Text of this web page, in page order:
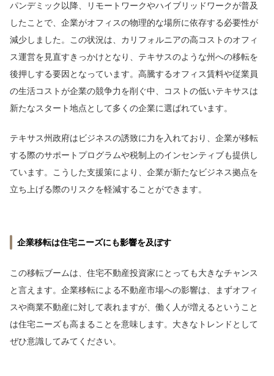
パンデミック以降、リモートワークやハイブリッドワークが普及
したことで、企業がオフィスの物理的な場所に依存する必要性が
減少しました。この状況は、カリフォルニアの高コストのオフィ
ス運営を見直すきっかけとなり、テキサスのような州への移転を
後押しする要因となっています。高騰するオフィス賃料や従業員
の生活コストが企業の競争力を削ぐ中、コストの低いテキサスは
新たなスタート地点として多くの企業に選ばれています。
テキサス州政府はビジネスの誘致に力を入れており、企業が移転
する際のサポートプログラムや税制上のインセンティブも提供し
ています。こうした支援策により、企業が新たなビジネス拠点を
立ち上げる際のリスクを軽減することができます。
企業移転は住宅ニーズにも影響を及ぼす
この移転ブームは、住宅不動産投資家にとっても大きなチャンス
と言えます。企業移転による不動産市場への影響は、まずオフィ
スや商業不動産に対して表れますが、働く人が増えるということ
は住宅ニーズも高まることを意味します。大きなトレンドとして
ぜひ意識してみてください。